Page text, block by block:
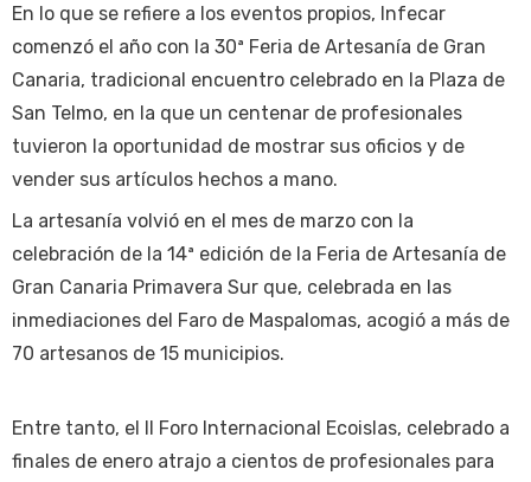
En lo que se refiere a los eventos propios, Infecar
comenzó el año con la 30ª Feria de Artesanía de Gran
Canaria, tradicional encuentro celebrado en la Plaza de
San Telmo, en la que un centenar de profesionales
tuvieron la oportunidad de mostrar sus oficios y de
vender sus artículos hechos a mano.
La artesanía volvió en el mes de marzo con la
celebración de la 14ª edición de la Feria de Artesanía de
Gran Canaria Primavera Sur que, celebrada en las
inmediaciones del Faro de Maspalomas, acogió a más de
70 artesanos de 15 municipios.
Entre tanto, el II Foro Internacional Ecoislas, celebrado a
finales de enero atrajo a cientos de profesionales para